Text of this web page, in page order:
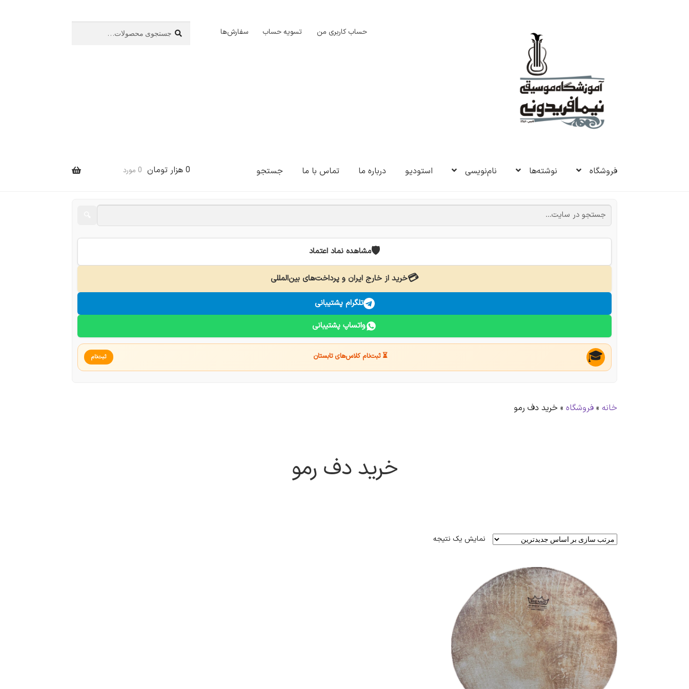
حساب کاربری من تسویه حساب سفارش‌ها
برای:
فروشگاه نوشته‌ها نام‌نویسی استودیو درباره ما تماس با ما جستجو 0 هزار تومان 0 مورد
🛡️مشاهده نماد اعتماد
💳خرید از خارج ایران و پرداخت‌های بین‌المللی
تلگرام پشتیبانی
واتساپ پشتیبانی
🎓 ⏳ ثبت‌نام کلاس‌های تابستان ثبت‌نام
خانه »فروشگاه » خرید دف رمو
خرید دف رمو
نمایش یک نتیجه